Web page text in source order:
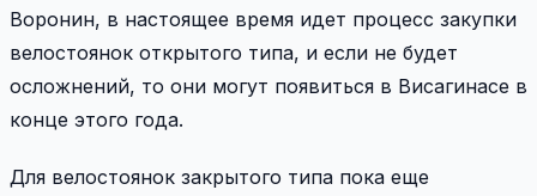
Воронин, в настоящее время идет процесс закупки
велостоянок открытого типа, и если не будет
осложнений, то они могут появиться в Висагинасе в
конце этого года.
Для велостоянок закрытого типа пока еще